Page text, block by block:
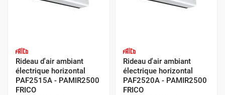
Rideau d'air ambiant
électrique horizontal
PAF2515A - PAMIR2500
FRICO
Rideau d'air ambiant
électrique horizontal
PAF2520A - PAMIR2500
FRICO